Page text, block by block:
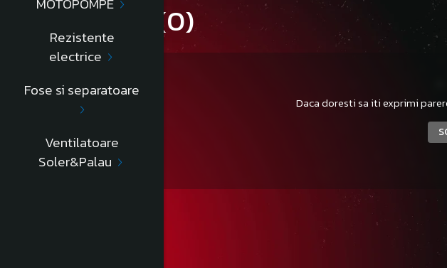
Rezistente
electrice
Fose si separatoare
Ventilatoare
Soler&Palau
Review-uri (0)
Daca doresti sa iti exprimi